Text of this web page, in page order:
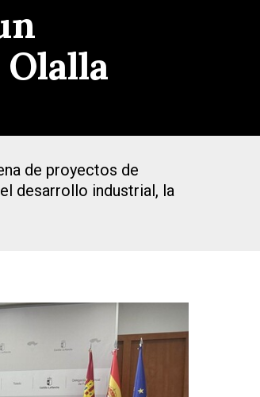
de proyectos de
desarrollo industrial, la